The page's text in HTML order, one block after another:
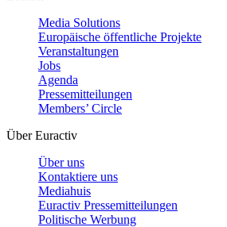
Media Solutions
Europäische öffentliche Projekte
Veranstaltungen
Jobs
Agenda
Pressemitteilungen
Members’ Circle
Über Euractiv
Über uns
Kontaktiere uns
Mediahuis
Euractiv Pressemitteilungen
Politische Werbung